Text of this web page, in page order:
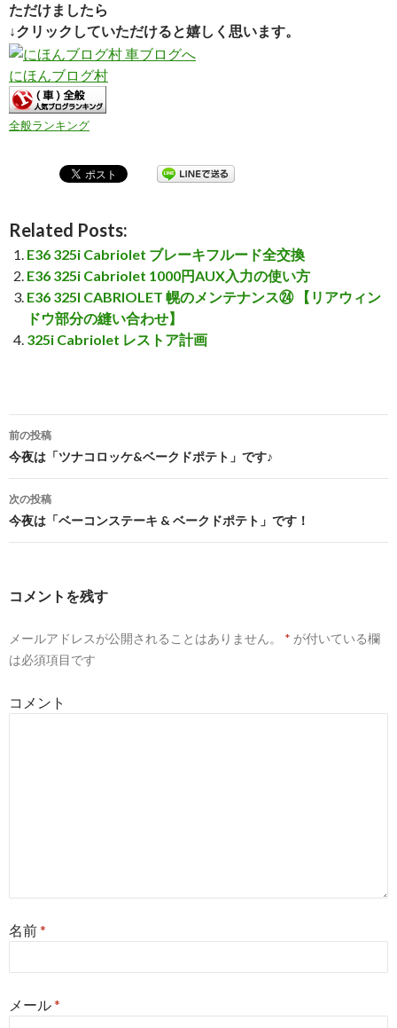
ただけましたら
↓クリックしていただけると嬉しく思います。
にほんブログ村
全般ランキング
Related Posts:
E36 325i Cabriolet ブレーキフルード全交換
E36 325i Cabriolet 1000円AUX入力の使い方
E36 325I CABRIOLET 幌のメンテナンス㉔ 【リアウィン
ドウ部分の縫い合わせ】
325i Cabriolet レストア計画
投
稿
ナ
ゲ
シ
ン
前の投稿
今夜は「ツナコロッケ&ベークドポテト」です♪
次の投稿
今夜は「ベーコンステーキ & ベークドポテト」です！
コメントを残す
メールアドレスが公開されることはありません。 * が付いている欄
は必須項目です
コメント
名前*
メール*